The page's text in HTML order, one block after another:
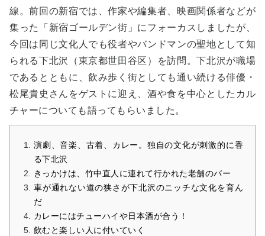
線。前回の新宿では、作家や編集者、映画関係者などが
集った「新宿ゴールデン街」にフォーカスしましたが、
今回は同じ文化人でも役者やバンドマンの聖地として知
られる下北沢（東京都世田谷区）を訪問。下北沢が職場
であるとともに、飲み歩く街としても通い続ける俳優・
松尾貴史さんをゲストに迎え、酒や食を中心としたカル
チャーについても語ってもらいました。
演劇、音楽、古着、カレー。独自の文化が刺激的に香
る下北沢
きっかけは、竹中直人に連れて行かれた老舗のバー
車が通れない道の狭さが下北沢のニッチな文化を育ん
だ
カレーにはチューハイや日本酒が合う！
飲むと楽しい人に付いていく